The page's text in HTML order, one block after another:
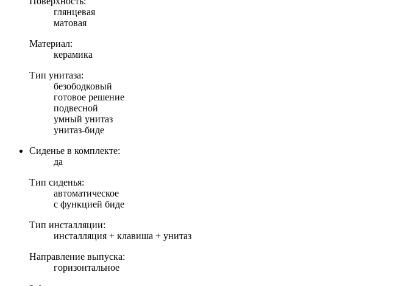
глянцевая
матовая
Материал:
керамика
Тип унитаза:
безободковый
готовое решение
подвесной
умный унитаз
унитаз-биде
Сиденье в комплекте:
да
Тип сиденья:
автоматическое
с функцией биде
Тип инсталляции:
инсталляция + клавиша + унитаз
Направление выпуска:
горизонтальное